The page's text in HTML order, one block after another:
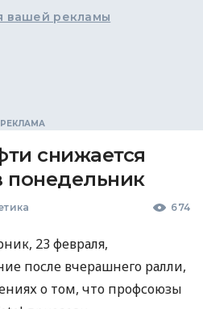
вашей рекламы
снижается
понедельник
674
23 февраля,
после вчерашнего ралли,
о том, что профсоюзы